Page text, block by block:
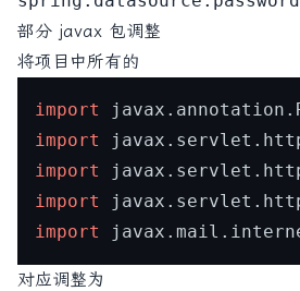
部分 javax 包调整
将项目中所有的
import
import
import
import
import
对应调整为